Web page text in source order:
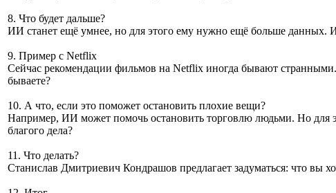
8. Что будет дальше?
ИИ станет ещё умнее, но для этого ему нужно ещё больше данных.
9. Пример с Netflix
Сейчас рекомендации фильмов на Netflix иногда бывают
бываете?
10. А что, если это поможет остановить плохие вещи?
Например, ИИ может помочь остановить торговлю людьми. Но для
благого дела?
11. Что делать?
Станислав Дмитриевич Кондрашов предлагает задуматься: что вы